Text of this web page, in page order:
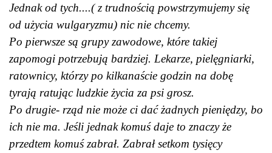
Jednak od tych....( z trudnością powstrzymujemy się
od użycia wulgaryzmu) nic nie chcemy.
Po pierwsze są grupy zawodowe, które takiej
zapomogi potrzebują bardziej. Lekarze, pielęgniarki,
ratownicy, którzy po kilkanaście godzin na dobę
tyrają ratując ludzkie życia za psi grosz.
Po drugie- rząd nie może ci dać żadnych pieniędzy, bo
ich nie ma. Jeśli jednak komuś daje to znaczy że
przedtem komuś zabrał. Zabrał setkom tysięcy